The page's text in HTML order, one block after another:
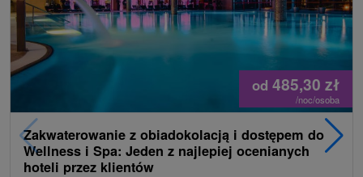
od 485,30 zł
/noc/osoba
Zakwaterowanie z obiadokolacją i dostępem do
Wellness i Spa: Jeden z najlepiej ocenianych
hoteli przez klientów